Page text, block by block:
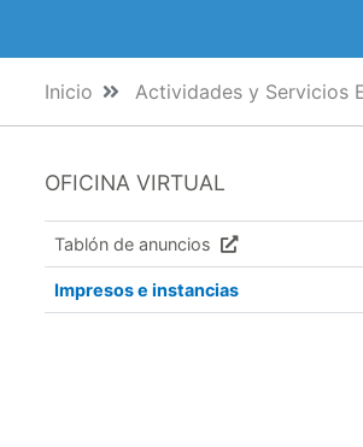
Inicio Actividades y Servicios
OFICINA VIRTUAL
Tablón de anuncios
Impresos e instancias